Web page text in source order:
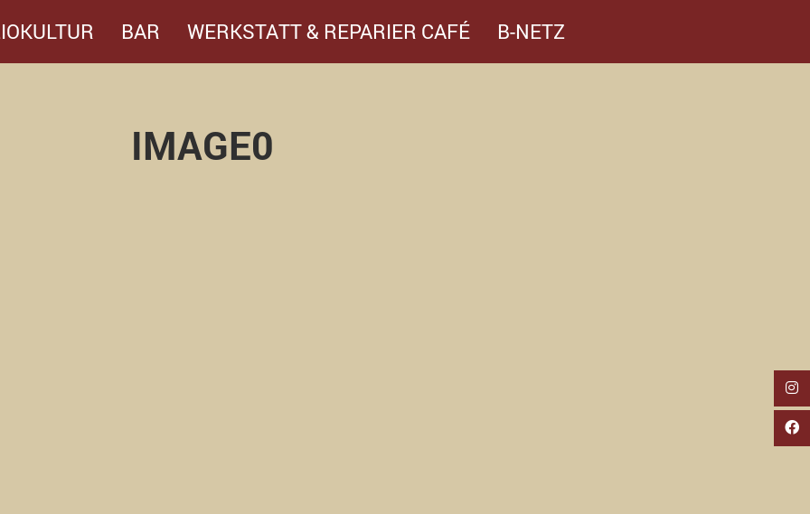
BAR WERKSTATT & REPARIER CAFÉ B-NETZ
IMAGE0